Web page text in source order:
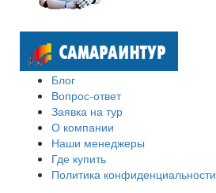
Блог
Вопрос-ответ
Заявка на тур
О компании
Наши менеджеры
Где купить
Политика конфиденциальности